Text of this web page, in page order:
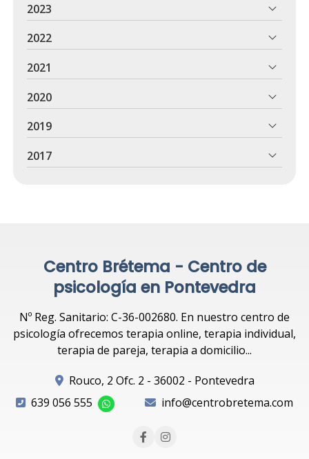
2023
2022
2021
2020
2019
2017
Centro Brétema - Centro de
psicología en Pontevedra
Nº Reg. Sanitario: C-36-002680. En nuestro centro de
psicología ofrecemos terapia online, terapia individual,
terapia de pareja, terapia a domicilio...
Rouco, 2 Ofc. 2 - 36002 - Pontevedra
639 056 555
info@centrobretema.com